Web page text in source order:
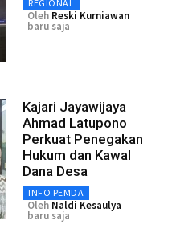
REGIONAL
Oleh Reski Kurniawan
baru saja
Kajari Jayawijaya
Ahmad Latupono
Perkuat Penegakan
Hukum dan Kawal
Dana Desa
INFO PEMDA
Oleh Naldi Kesaulya
baru saja